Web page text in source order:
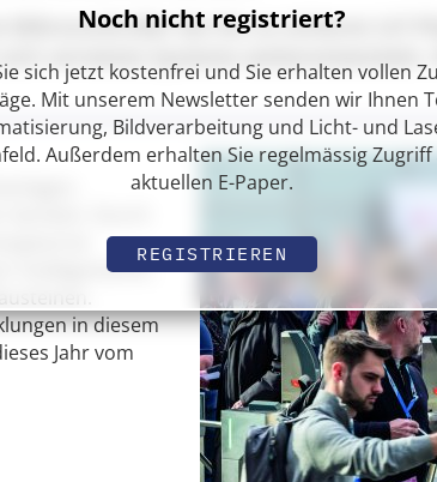
Mikrocontroller bis hin zu sicheren IoT-
vernetzte Systeme
Durch
intelligenteren,
in diesem
Jahr vom
Noch nicht registriert?
sich jetzt kostenfrei und Sie erhalten vollen
Mit unserem Newsletter senden wir Ihnen
Bildverarbeitung und Licht- und
Außerdem erhalten Sie regelmässig
aktuellen E-Paper.
REGISTRIEREN